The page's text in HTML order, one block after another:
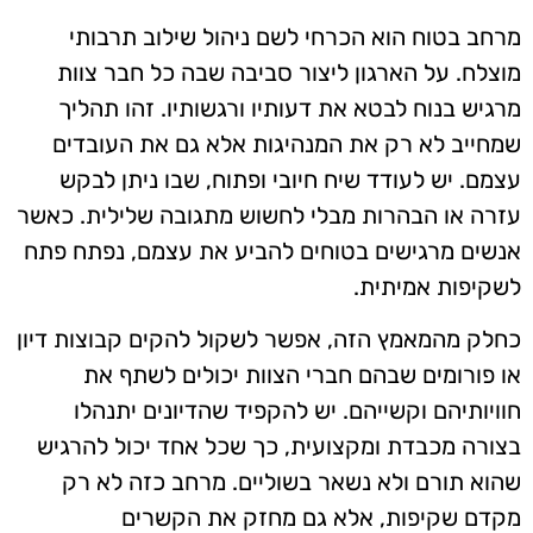
מרחב בטוח הוא הכרחי לשם ניהול שילוב תרבותי
מוצלח. על הארגון ליצור סביבה שבה כל חבר צוות
מרגיש בנוח לבטא את דעותיו ורגשותיו. זהו תהליך
שמחייב לא רק את המנהיגות אלא גם את העובדים
עצמם. יש לעודד שיח חיובי ופתוח, שבו ניתן לבקש
עזרה או הבהרות מבלי לחשוש מתגובה שלילית. כאשר
אנשים מרגישים בטוחים להביע את עצמם, נפתח פתח
לשקיפות אמיתית.
כחלק מהמאמץ הזה, אפשר לשקול להקים קבוצות דיון
או פורומים שבהם חברי הצוות יכולים לשתף את
חוויותיהם וקשייהם. יש להקפיד שהדיונים יתנהלו
בצורה מכבדת ומקצועית, כך שכל אחד יכול להרגיש
שהוא תורם ולא נשאר בשוליים. מרחב כזה לא רק
מקדם שקיפות, אלא גם מחזק את הקשרים